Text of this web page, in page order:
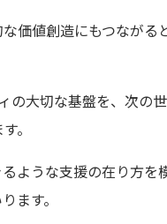
価値創造にもつながる
の大切な基盤を、次の
。
ような支援の在り方を
ます。